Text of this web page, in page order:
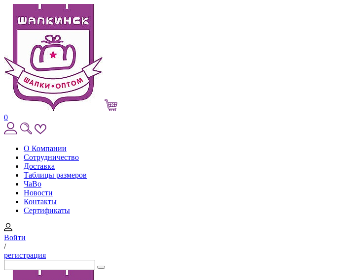
0
О Компании
Сотрудничество
Доставка
Таблицы размеров
ЧаВо
Новости
Контакты
Сертификаты
Войти
/
регистрация